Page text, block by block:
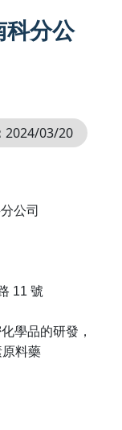
科分公
2024/03/20
公司
11 號
學品的研發，
料藥